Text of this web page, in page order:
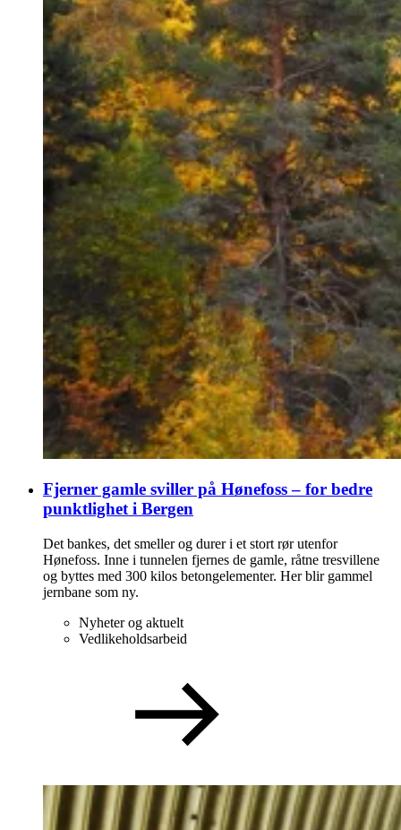
Fjerner gamle sviller på Hønefoss – for bedre
punktlighet i Bergen
Det bankes, det smeller og durer i et stort rør utenfor
Hønefoss. Inne i tunnelen fjernes de gamle, råtne tresvillene
og byttes med 300 kilos betongelementer. Her blir gammel
jernbane som ny.
Nyheter og aktuelt
Vedlikeholdsarbeid